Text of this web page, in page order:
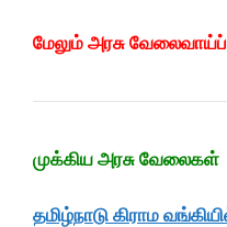
மேலும் அரசு
முக்கிய அரசு வேலைகள்
தமிழ்நாடு கிராம